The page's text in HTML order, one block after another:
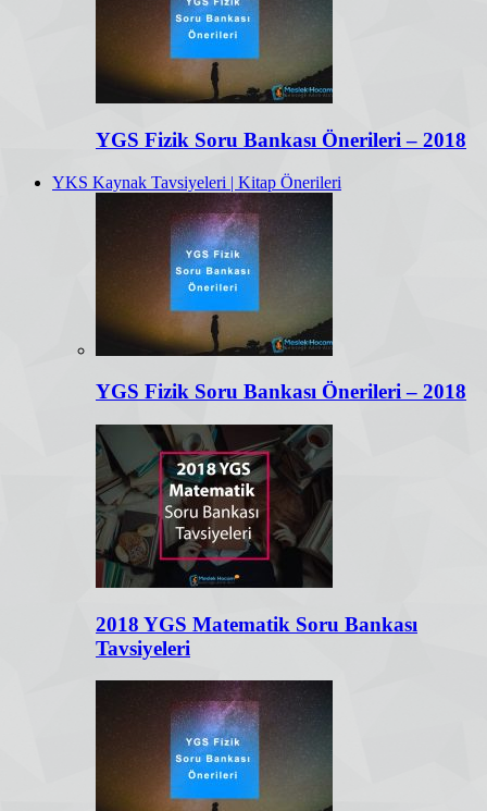
YGS Fizik Soru Bankası Önerileri – 2018
YKS Kaynak Tavsiyeleri | Kitap Önerileri
YGS Fizik Soru Bankası Önerileri – 2018
2018 YGS Matematik Soru Bankası
Tavsiyeleri